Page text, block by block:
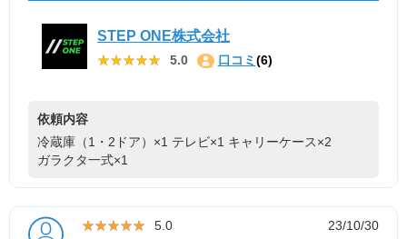
STEP ONE株式会社
★★★★★
★★★★★ 5.0 口コミ (6)
依頼内容
冷蔵庫（1・2ドア）×1 テレビ×1 キャリーケース×2
ガラクタ一式×1
★★★★★
★★★★★ 5.0
23/10/30